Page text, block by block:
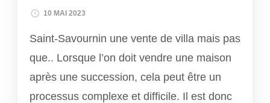
10 MAI 2023
Saint-Savournin une vente de villa mais pas
que.. Lorsque l’on doit vendre une maison
après une succession, cela peut être un
processus complexe et difficile. Il est donc